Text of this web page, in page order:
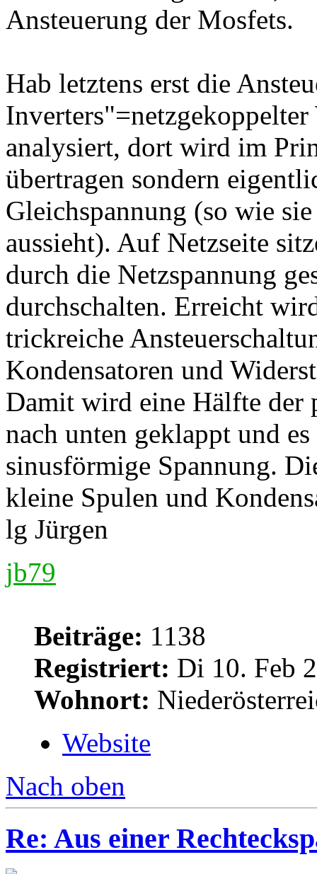
Ansteuerung der Mosfets.
Hab letztens erst die
analysiert, dort wird im
übertragen sondern
Gleichspannung (so wie
aussieht). Auf Netzseite
durch die Netzspannung
durchschalten. Erreicht
trickreiche
Kondensatoren und
Damit wird eine Hälfte der
nach unten geklappt und
sinusförmige Spannung.
kleine Spulen und
lg Jürgen
jb79
Beiträge: 1138
Registriert: Di 10. Feb
Wohnort:
Website
Nach oben
Re: Aus einer